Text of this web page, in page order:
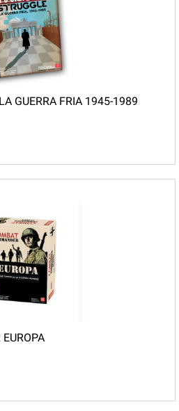
GUERRA FRIA 1945-1989